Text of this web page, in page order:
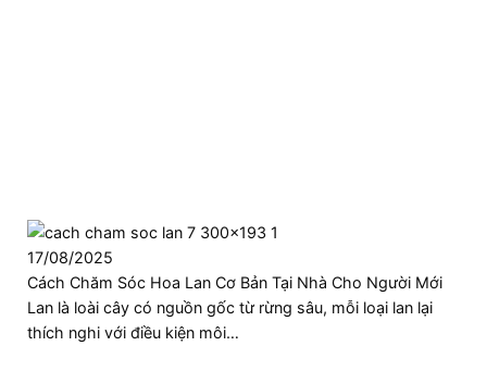
17/08/2025
Cách Chăm Sóc Hoa Lan Cơ Bản Tại Nhà Cho Người Mới
Lan là loài cây có nguồn gốc từ rừng sâu, mỗi loại lan lại
thích nghi với điều kiện môi…